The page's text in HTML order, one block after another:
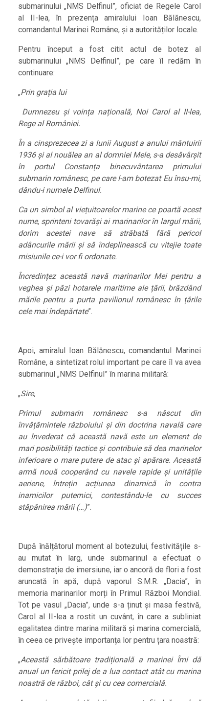
submarinului „NMS Delfinul”, oficiat de Regele Carol
al II-lea, în prezența amiralului Ioan Bălănescu,
comandantul Marinei Române, și a autorităților locale.
Pentru început a fost citit actul de botez al
submarinului „NMS Delfinul”, pe care îl redăm în
continuare:
„Prin grația lui
Dumnezeu și voința națională, Noi Carol al II-lea,
Rege al României.
În a cinsprezecea zi a lunii August a anului mântuirii
1936 și al nouălea an al domniei Mele, s-a desăvârșit
în portul Constanța binecuvântarea primului
submarin românesc, pe care l-am botezat Eu însu-mi,
dându-i numele Delfinul.
Ca un simbol al viețuitoarelor marine ce poartă acest
nume, sprinteni tovarăși ai marinarilor în largul mării,
dorim acestei nave să străbată fără pericol
adâncurile mării și să îndeplinească cu vitejie toate
misiunile ce-i vor fi ordonate.
Încredințez această navă marinarilor Mei pentru a
veghea și păzi hotarele maritime ale țării, brăzdând
mările pentru a purta pavilionul românesc în țările
cele mai îndepărtate”.
Apoi, amiralul Ioan Bălănescu, comandantul Marinei
Române, a sintetizat rolul important pe care îl va avea
submarinul „NMS Delfinul” în marina militară:
„Sire,
Primul submarin românesc s-a născut din
învățămintele războiului și din doctrina navală care
au învederat că această navă este un element de
mari posibilități tactice și contribuie să dea marinelor
inferioare o mare putere de atac și apărare. Această
armă nouă cooperând cu navele rapide și unitățile
aeriene, întrețin acțiunea dinamică în contra
inamicilor puternici, contestându-le cu succes
stăpânirea mării (…)”.
După înălțătorul moment al botezului, festivitățile s-
au mutat în larg, unde submarinul a efectuat o
demonstrație de imersiune, iar o ancoră de flori a fost
aruncată în apă, după vaporul S.M.R. „Dacia”, în
memoria marinarilor morți în Primul Război Mondial.
Tot pe vasul „Dacia”, unde s-a ținut și masa festivă,
Carol al II-lea a rostit un cuvânt, în care a subliniat
egalitatea dintre marina militară și marina comercială,
în ceea ce privește importanța lor pentru țara noastră:
„Această sărbătoare tradițională a marinei Îmi dă
anual un fericit prilej de a lua contact atât cu marina
noastră de război, cât și cu cea comercială.